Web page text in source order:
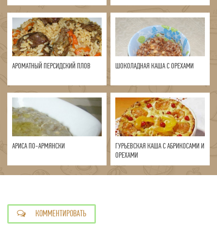
АРОМАТНЫЙ ПЕРСИДСКИЙ ПЛОВ ШОКОЛАДНАЯ КАША С ОРЕХАМИ
АРИСА ПО-АРМЯНСКИ
ГУРЬЕВСКАЯ КАША С АБРИКОСАМИ И
ОРЕХАМИ
КОММЕНТИРОВАТЬ